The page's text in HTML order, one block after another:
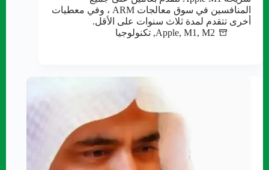
المنافسين في سوق معالجات ARM ، وفي معطيات
أخرى تتقدم لمدة ثلاث سنوات على الأقل.
Apple, M1 , M2
, تكنولوجيا